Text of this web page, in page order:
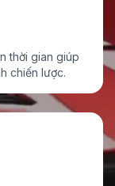
thời gian giúp
chiến lược.